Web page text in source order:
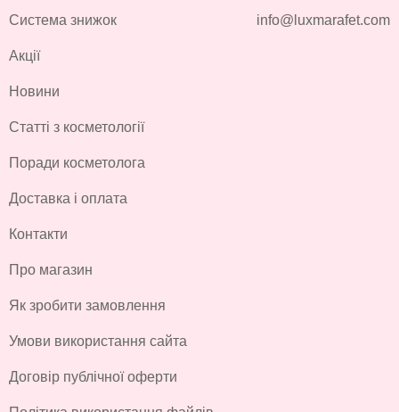
Система знижок
Акції
Новини
Статті з косметології
Поради косметолога
Доставка і оплата
Контакти
Про магазин
Як зробити замовлення
Умови використання сайта
Договір публічної оферти
info@luxmarafet.com